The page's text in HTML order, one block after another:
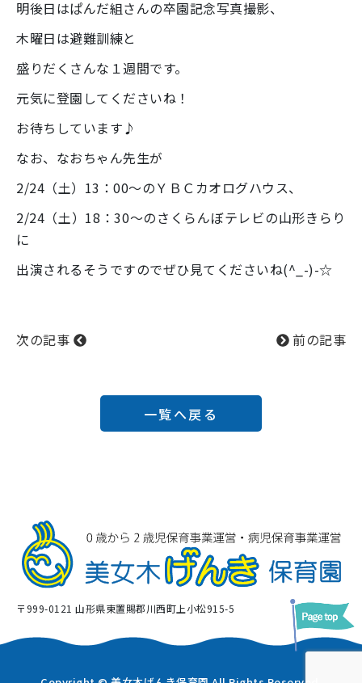
明後日はぱんだ組さんの卒園記念写真撮影、
木曜日は避難訓練と
盛りだくさんな１週間です。
元気に登園してくださいね！
お待ちしています♪
なお、なおちゃん先生が
2/24（土）13：00～のＹＢＣカオログハウス、
2/24（土）18：30～のさくらんぼテレビの山形きらり
に
出演されるそうですのでぜひ見てくださいね(^_-)-☆
次の記事 前の記事
一覧へ戻る
〒999-0121 山形県東置賜郡川西町上小松915-5